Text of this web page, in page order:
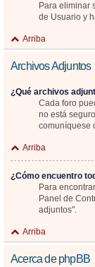
Para eliminar
de Usuario y
Arriba
Archivos Adjuntos
¿Qué archivos
Cada foro
no está
comuníquese
Arriba
¿Cómo encuentro
Para
Panel de
adjuntos".
Arriba
Acerca de phpBB